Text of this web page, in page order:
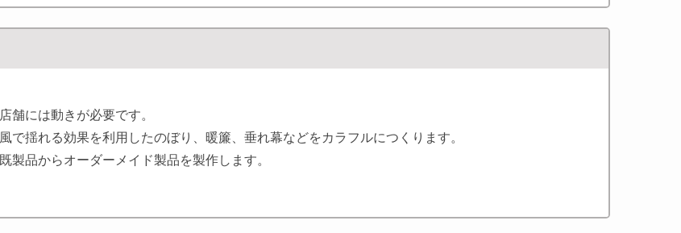
店舗には動きが必要です。
風で揺れる効果を利用したのぼり、暖簾、垂れ幕などをカラフルにつくります。
既製品からオーダーメイド製品を製作します。